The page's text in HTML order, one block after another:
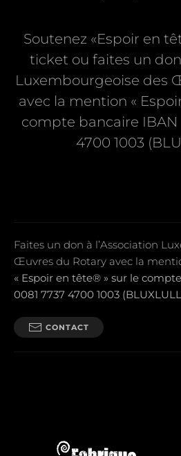
Soutenez «Espoir en
ticket ou faites un don
Luxembourgeoise des
avec la mention «
compte bancaire IBAN
4700 1003
Faites un don à l’Association
Œuvres du Rotary avec la
« Espoir en tête® » sur le
0081 7737 4700 1003
CONTACT